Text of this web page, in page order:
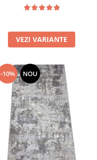
VEZI VARIANTE
-10% NOU